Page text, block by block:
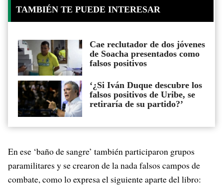
TAMBIÉN TE PUEDE INTERESAR
Cae reclutador de dos jóvenes
de Soacha presentados como
falsos positivos
‘¿Si Iván Duque descubre los
falsos positivos de Uribe, se
retiraría de su partido?’
En ese ‘baño de sangre’ también participaron grupos
paramilitares y se crearon de la nada falsos campos de
combate, como lo expresa el siguiente aparte del libro: